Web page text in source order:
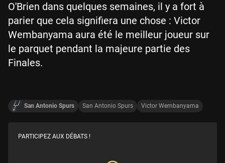
O'Brien dans quelques semaines, il y a fort à
parier que cela signifiera une chose : Victor
Wembanyama aura été le meilleur joueur sur
le parquet pendant la majeure partie des
Finales.
San Antonio Spurs San Antonio Spurs Victor Wembanyama
PARTICIPEZ AUX DÉBATS !